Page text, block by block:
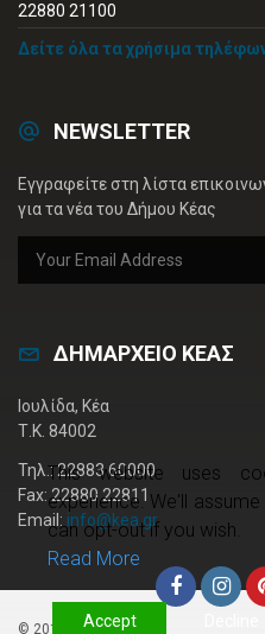
22880 21100
Δείτε όλα τα χρήσιμα
NEWSLETTER
Εγγραφείτε στη λίστα
για τα νέα του Δήμου Κέας
ΔΗΜΑΡΧΕΙΟ ΚΕΑΣ
Ιουλίδα, Κέα
Τ.Κ. 84002
Τηλ.: 22883 60000
Fax: 22880 22811
Email: info@kea.gr
© 2019 kea.gr
This website uses
experience. We'll
can opt-out if you wish.
Read More
Accept